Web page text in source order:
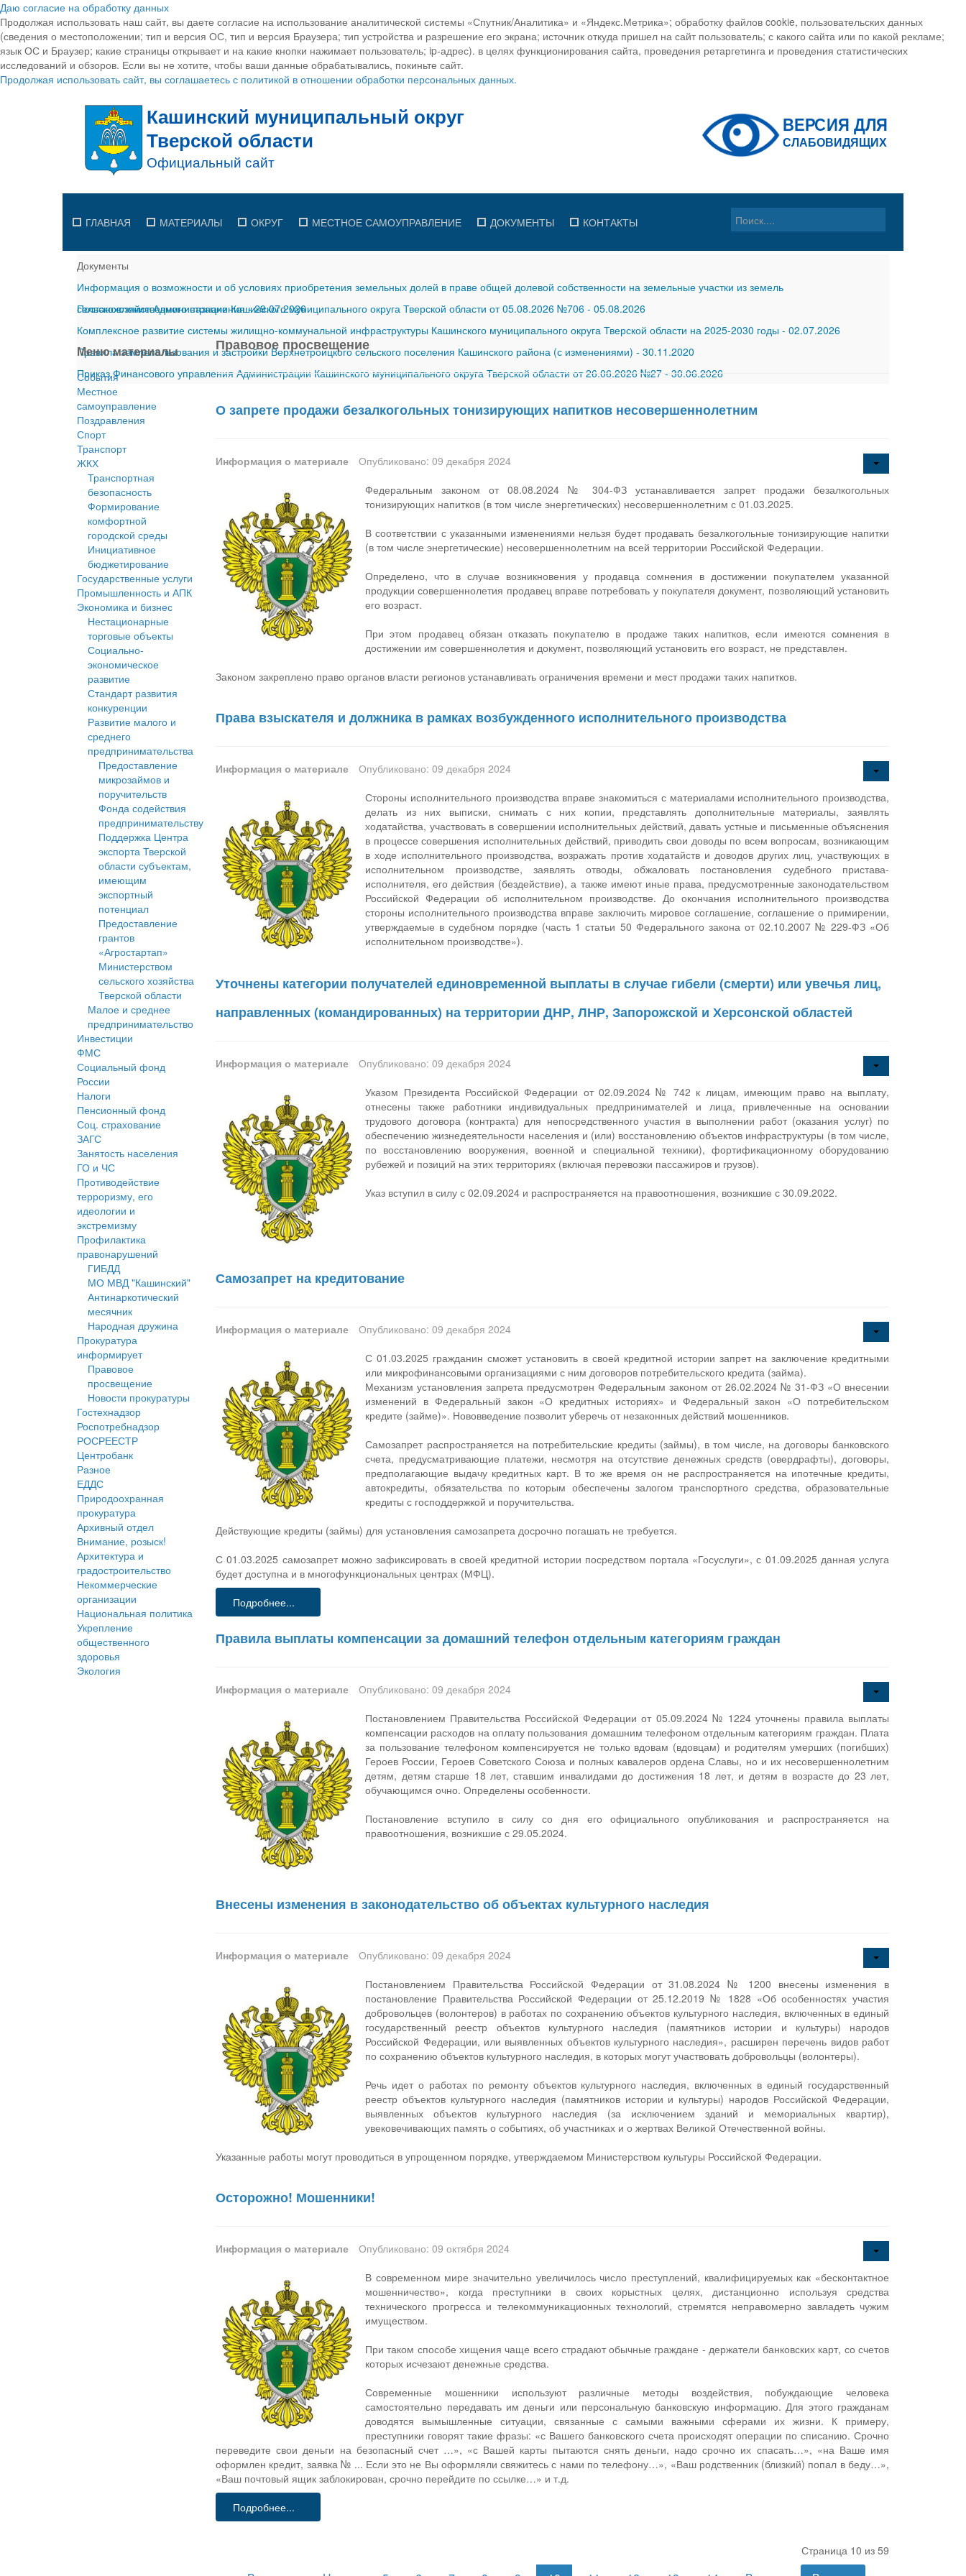
Даю согласие на обработку данных
Продолжая использовать наш сайт, вы даете согласие на использование аналитической системы «Спутник/Аналитика» и «Яндекс.Метрика»; обработку файлов cookie, пользовательских данных
(сведения о местоположении; тип и версия ОС, тип и версия Браузера; тип устройства и разрешение его экрана; источник откуда пришел на сайт пользователь; с какого сайта или по какой рекламе;
язык ОС и Браузер; какие страницы открывает и на какие кнопки нажимает пользователь; ip-адрес). в целях функционирования сайта, проведения ретаргетинга и проведения статистических
исследований и обзоров. Если вы не хотите, чтобы ваши данные обрабатывались, покиньте сайт.
Продолжая использовать сайт, вы соглашаетесь с политикой в отношении обработки персональных данных.
ГЛАВНАЯ МАТЕРИАЛЫ ОКРУГ МЕСТНОЕ САМОУПРАВЛЕНИЕ ДОКУМЕНТЫ КОНТАКТЫ
Документы
Информация о возможности и об условиях приобретения земельных долей в праве общей долевой собственности на земельные участки из земель
сельскохозяйственного назначения-29.07.2026
Постановление Администрации Кашинского муниципального округа Тверской области от 05.08.2026 №706 - 05.08.2026
Комплексное развитие системы жилищно-коммунальной инфраструктуры Кашинского муниципального округа Тверской области на 2025-2030 годы - 02.07.2026
Правила землепользования и застройки Верхнетроицкого сельского поселения Кашинского района (с изменениями) - 30.11.2020
Приказ Финансового управления Администрации Кашинского муниципального округа Тверской области от 26.06.2026 №27 - 30.06.2026
Меню материалы
События
Местное
cамоуправление
Поздравления
Спорт
Транспорт
ЖКХ
Транспортная
безопасность
Формирование
комфортной
городской среды
Инициативное
бюджетирование
Государственные услуги
Промышленность и АПК
Экономика и бизнес
Нестационарные
торговые объекты
Социально-
экономическое
развитие
Стандарт развития
конкуренции
Развитие малого и
среднего
предпринимательства
Предоставление
микрозаймов и
поручительств
Фонда содействия
предпринимательству
Поддержка Центра
экспорта Тверской
области субъектам,
имеющим
экспортный
потенциал
Предоставление
грантов
«Агростартап»
Министерством
сельского хозяйства
Тверской области
Малое и среднее
предпринимательство
Инвестиции
ФМС
Социальный фонд
России
Налоги
Пенсионный фонд
Соц. страхование
ЗАГС
Занятость населения
ГО и ЧС
Противодействие
терроризму, его
идеологии и
экстремизму
Профилактика
правонарушений
ГИБДД
МО МВД "Кашинский"
Антинаркотический
месячник
Народная дружина
Прокуратура
информирует
Правовое
просвещение
Новости прокуратуры
Гостехнадзор
Роспотребнадзор
РОСРЕЕСТР
Центробанк
Разное
ЕДДС
Природоохранная
прокуратура
Архивный отдел
Внимание, розыск!
Архитектура и
градостроительство
Некоммерческие
организации
Национальная политика
Укрепление
общественного
здоровья
Экология
Правовое просвещение
О запрете продажи безалкогольных тонизирующих напитков несовершеннолетним
Информация о материале
Опубликовано: 09 декабря 2024
Федеральным законом от 08.08.2024 № 304-ФЗ устанавливается запрет продажи безалкогольных
тонизирующих напитков (в том числе энергетических) несовершеннолетним с 01.03.2025.
В соответствии с указанными изменениями нельзя будет продавать безалкогольные тонизирующие напитки
(в том числе энергетические) несовершеннолетним на всей территории Российской Федерации.
Определено, что в случае возникновения у продавца сомнения в достижении покупателем указанной
продукции совершеннолетия продавец вправе потребовать у покупателя документ, позволяющий установить
его возраст.
При этом продавец обязан отказать покупателю в продаже таких напитков, если имеются сомнения в
достижении им совершеннолетия и документ, позволяющий установить его возраст, не представлен.
Законом закреплено право органов власти регионов устанавливать ограничения времени и мест продажи таких напитков.
Права взыскателя и должника в рамках возбужденного исполнительного производства
Информация о материале
Опубликовано: 09 декабря 2024
Стороны исполнительного производства вправе знакомиться с материалами исполнительного производства,
делать из них выписки, снимать с них копии, представлять дополнительные материалы, заявлять
ходатайства, участвовать в совершении исполнительных действий, давать устные и письменные объяснения
в процессе совершения исполнительных действий, приводить свои доводы по всем вопросам, возникающим
в ходе исполнительного производства, возражать против ходатайств и доводов других лиц, участвующих в
исполнительном производстве, заявлять отводы, обжаловать постановления судебного пристава-
исполнителя, его действия (бездействие), а также имеют иные права, предусмотренные законодательством
Российской Федерации об исполнительном производстве. До окончания исполнительного производства
стороны исполнительного производства вправе заключить мировое соглашение, соглашение о примирении,
утверждаемые в судебном порядке (часть 1 статьи 50 Федерального закона от 02.10.2007 № 229-ФЗ «Об
исполнительном производстве»).
Уточнены категории получателей единовременной выплаты в случае гибели (смерти) или увечья лиц,
направленных (командированных) на территории ДНР, ЛНР, Запорожской и Херсонской областей
Информация о материале
Опубликовано: 09 декабря 2024
Указом Президента Российской Федерации от 02.09.2024 № 742 к лицам, имеющим право на выплату,
отнесены также работники индивидуальных предпринимателей и лица, привлеченные на основании
трудового договора (контракта) для непосредственного участия в выполнении работ (оказания услуг) по
обеспечению жизнедеятельности населения и (или) восстановлению объектов инфраструктуры (в том числе,
по восстановлению вооружения, военной и специальной техники), фортификационному оборудованию
рубежей и позиций на этих территориях (включая перевозки пассажиров и грузов).
Указ вступил в силу с 02.09.2024 и распространяется на правоотношения, возникшие с 30.09.2022.
Самозапрет на кредитование
Информация о материале
Опубликовано: 09 декабря 2024
С 01.03.2025 гражданин сможет установить в своей кредитной истории запрет на заключение кредитными
или микрофинансовыми организациями с ним договоров потребительского кредита (займа).
Механизм установления запрета предусмотрен Федеральным законом от 26.02.2024 № 31-ФЗ «О внесении
изменений в Федеральный закон «О кредитных историях» и Федеральный закон «О потребительском
кредите (займе)». Нововведение позволит уберечь от незаконных действий мошенников.
Самозапрет распространяется на потребительские кредиты (займы), в том числе, на договоры банковского
счета, предусматривающие платежи, несмотря на отсутствие денежных средств (овердрафты), договоры,
предполагающие выдачу кредитных карт. В то же время он не распространяется на ипотечные кредиты,
автокредиты, обязательства по которым обеспечены залогом транспортного средства, образовательные
кредиты с господдержкой и поручительства.
Действующие кредиты (займы) для установления самозапрета досрочно погашать не требуется.
С 01.03.2025 самозапрет можно зафиксировать в своей кредитной истории посредством портала «Госуслуги», с 01.09.2025 данная услуга
будет доступна и в многофункциональных центрах (МФЦ).
Подробнее...
Правила выплаты компенсации за домашний телефон отдельным категориям граждан
Информация о материале
Опубликовано: 09 декабря 2024
Постановлением Правительства Российской Федерации от 05.09.2024 № 1224 уточнены правила выплаты
компенсации расходов на оплату пользования домашним телефоном отдельным категориям граждан. Плата
за пользование телефоном компенсируется не только вдовам (вдовцам) и родителям умерших (погибших)
Героев России, Героев Советского Союза и полных кавалеров ордена Славы, но и их несовершеннолетним
детям, детям старше 18 лет, ставшим инвалидами до достижения 18 лет, и детям в возрасте до 23 лет,
обучающимся очно. Определены особенности.
Постановление вступило в силу со дня его официального опубликования и распространяется на
правоотношения, возникшие с 29.05.2024.
Внесены изменения в законодательство об объектах культурного наследия
Информация о материале
Опубликовано: 09 декабря 2024
Постановлением Правительства Российской Федерации от 31.08.2024 № 1200 внесены изменения в
постановление Правительства Российской Федерации от 25.12.2019 № 1828 «Об особенностях участия
добровольцев (волонтеров) в работах по сохранению объектов культурного наследия, включенных в единый
государственный реестр объектов культурного наследия (памятников истории и культуры) народов
Российской Федерации, или выявленных объектов культурного наследия», расширен перечень видов работ
по сохранению объектов культурного наследия, в которых могут участвовать добровольцы (волонтеры).
Речь идет о работах по ремонту объектов культурного наследия, включенных в единый государственный
реестр объектов культурного наследия (памятников истории и культуры) народов Российской Федерации,
выявленных объектов культурного наследия (за исключением зданий и мемориальных квартир),
увековечивающих память о событиях, об участниках и о жертвах Великой Отечественной войны.
Указанные работы могут проводиться в упрощенном порядке, утверждаемом Министерством культуры Российской Федерации.
Осторожно! Мошенники!
Информация о материале
Опубликовано: 09 октября 2024
В современном мире значительно увеличилось число преступлений, квалифицируемых как «бесконтактное
мошенничество», когда преступники в своих корыстных целях, дистанционно используя средства
технического прогресса и телекоммуникационных технологий, стремятся неправомерно завладеть чужим
имуществом.
При таком способе хищения чаще всего страдают обычные граждане - держатели банковских карт, со счетов
которых исчезают денежные средства.
Современные мошенники используют различные методы воздействия, побуждающие человека
самостоятельно передавать им деньги или персональную банковскую информацию. Для этого гражданам
доводятся вымышленные ситуации, связанные с самыми важными сферами их жизни. К примеру,
преступники говорят такие фразы: «с Вашего банковского счета происходят операции по списанию. Срочно
переведите свои деньги на безопасный счет …», «с Вашей карты пытаются снять деньги, надо срочно их спасать…», «на Ваше имя
оформлен кредит, заявка № ... Если это не Вы оформляли свяжитесь с нами по телефону…», «Ваш родственник (близкий) попал в беду…»,
«Ваш почтовый ящик заблокирован, срочно перейдите по ссылке…» и т.д.
Подробнее...
Страница 10 из 59